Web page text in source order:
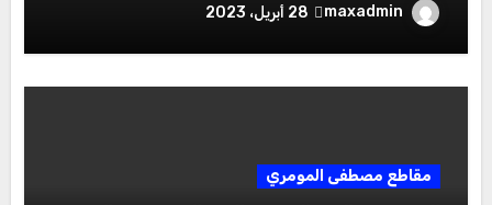
maxadmin 28 أبريل، 2023
مقاطع مصطفى المومري